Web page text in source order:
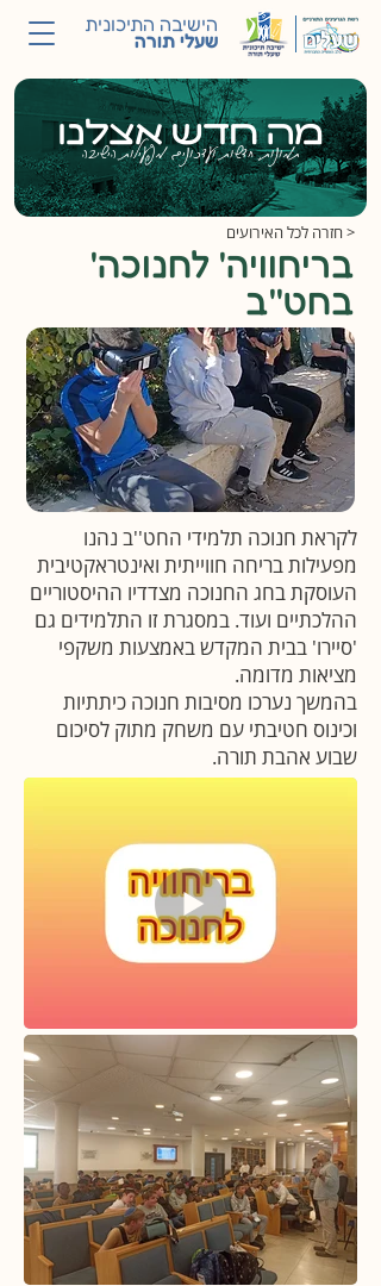
הישיבה התיכונית
שעלי תורה
מה חדש אצלנו
תמונות, חדשות ועדכונים מפעילות הישיבה
< חזרה לכל האירועים
'בריחוויה' לחנוכה
בחט''ב
לקראת חנוכה תלמידי החט''ב נהנו
מפעילות בריחה חווייתית ואינטראקטיבית
העוסקת בחג החנוכה מצדדיו ההיסטוריים
ההלכתיים ועוד. במסגרת זו התלמידים גם
'סיירו' בבית המקדש באמצעות משקפי
מציאות מדומה.
בהמשך נערכו מסיבות חנוכה כיתתיות
וכינוס חטיבתי עם משחק מתוק לסיכום
שבוע אהבת תורה.